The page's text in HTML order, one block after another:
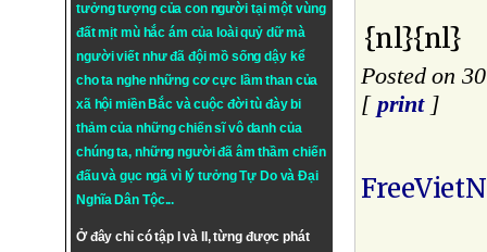
tưởng tượng của con người tại một vùng
đất mịt mù hắc ám của loài quỷ dữ mà
người viết như đã đội mồ sống dậy kể
cho ta nghe những cơ cực lầm than của
xã hội miền Bắc và cuộc đời tù đày bi
thảm của những chiến sĩ vô danh của
chúng ta, những người đã âm thầm chiến
đấu và gục ngã vì lý tưởngTự DovàĐại
Nghĩa Dân Tộc...
Ở đây chỉ có tập I và II, từng được phát
{nl}{nl}
Posted on
[ print]